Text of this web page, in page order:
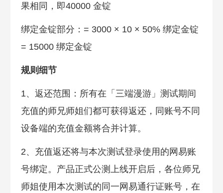
果相同，即40000 金锭
绑定金锭部分：= 3000 × 10 × 50% 绑定金锭
= 15000 绑定金锭
规则细节
1、返还范围：所有在「三端漫游」测试期间
充值的师兄师姐们都可获得返还，同账号不同
设备端的充值金额将合并计算。
2、充值返还将与本次测试登录使用的网易账
号绑定。产品正式公测上线开启后，各位师兄
师姐使用本次测试的同一网易通行证账号，在